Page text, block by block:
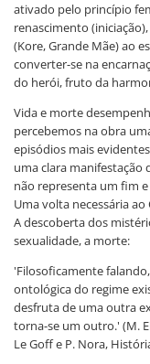
ativado pelo princípio
renascimento
(Kore, Grande Mãe) ao
converter-se na
do herói, fruto da
Vida e morte
percebemos na obra
episódios mais
uma clara
não representa um fim
Uma volta necessária
A descoberta dos
sexualidade, a morte:
'Filosoficamente
ontológica do regime
desfruta de uma outra
torna-se um outro.' (M.
Le Goff e P. Nora,